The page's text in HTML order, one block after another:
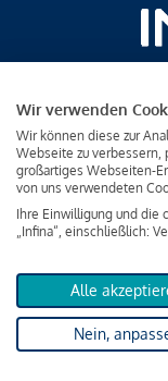
Wir verwenden
Wir können diese zur
Webseite zu verbessern,
großartiges Webseiten-
von uns verwendeten
Ihre Einwilligung und die
„Infina“, einschließlich:
Alle
Nein,